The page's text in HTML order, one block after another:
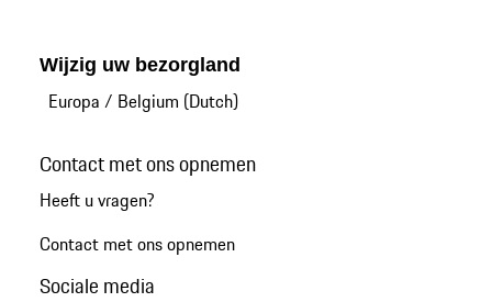
Wijzig uw bezorgland
Europa / Belgium (Dutch)
Contact met ons opnemen
Heeft u vragen?
Contact met ons opnemen
Sociale media